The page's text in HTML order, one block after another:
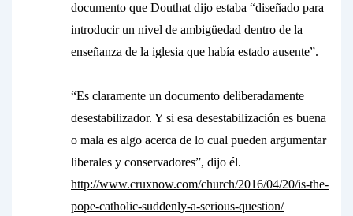
documento que Douthat dijo estaba “diseñado para
introducir un nivel de ambigüedad dentro de la
enseñanza de la iglesia que había estado ausente”.
“Es claramente un documento deliberadamente
desestabilizador. Y si esa desestabilización es buena
o mala es algo acerca de lo cual pueden argumentar
liberales y conservadores”, dijo él.
http://www.cruxnow.com/church/2016/04/20/is-the-
pope-catholic-suddenly-a-serious-question/